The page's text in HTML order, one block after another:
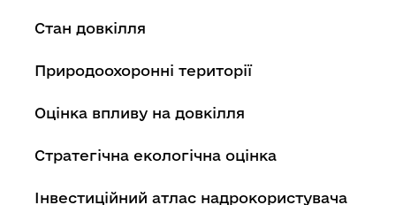
Стан довкілля
Природоохоронні території
Оцінка впливу на довкілля
Стратегічна екологічна оцінка
Інвестиційний атлас надрокористувача